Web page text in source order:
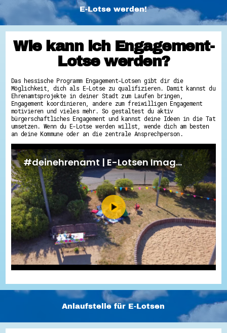
E-Lotse werden!
Wie kann ich Engagement-
Lotse werden?
Das hessische Programm Engagement-Lotsen gibt dir die
Möglichkeit, dich als E-Lotse zu qualifizieren. Damit kannst du
Ehrenamtsprojekte in deiner Stadt zum Laufen bringen,
Engagement koordinieren, andere zum freiwilligen Engagement
motivieren und vieles mehr. So gestaltest du aktiv
bürgerschaftliches Engagement und kannst deine Ideen in die Tat
umsetzen. Wenn du E-Lotse werden willst, wende dich am besten
an deine Kommune oder an die zentrale Ansprechperson.
Anlaufstelle für E-Lotsen